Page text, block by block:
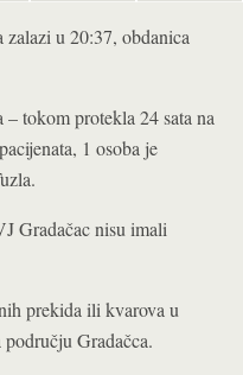
zalazi u 20:37, obdanica
tokom protekla 24 sata na
1 osoba je
Gradačac nisu imali
prekida ili kvarova u
Gradačca.